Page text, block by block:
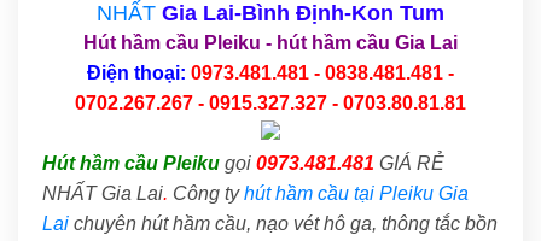
NHẤT Gia Lai-Bình Định-Kon Tum
Hút hầm cầu Pleiku - hút hầm cầu Gia Lai
Điện thoại: 0973.481.481 - 0838.481.481 -
0702.267.267 - 0915.327.327 - 0703.80.81.81
Hút hầm cầu Pleiku gọi 0973.481.481 GIÁ RẺ
NHẤT Gia Lai. Công tyhút hầm cầu tại Pleiku Gia
Lai chuyên hút hầm cầu, nạo vét hô ga, thông tắc bồn